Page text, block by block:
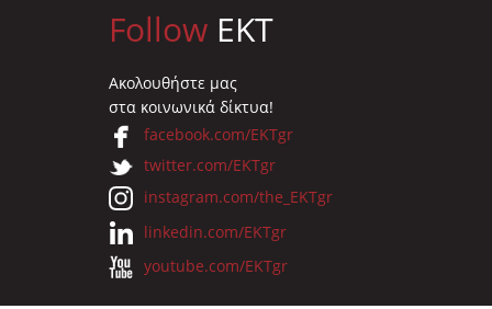
Follow EKT
Ακολουθήστε μας
στα κοινωνικά δίκτυα!
facebook.com/EKTgr
twitter.com/EKTgr
instagram.com/the_EKTgr
linkedin.com/EKTgr
youtube.com/EKTgr